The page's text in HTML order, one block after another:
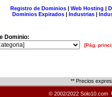
Registro de Dominios| Web Hosting |
Dominios Expirados | Industrias |
Dominio:
[Pág.
** Precios
© 2002/2022 Solo10.com